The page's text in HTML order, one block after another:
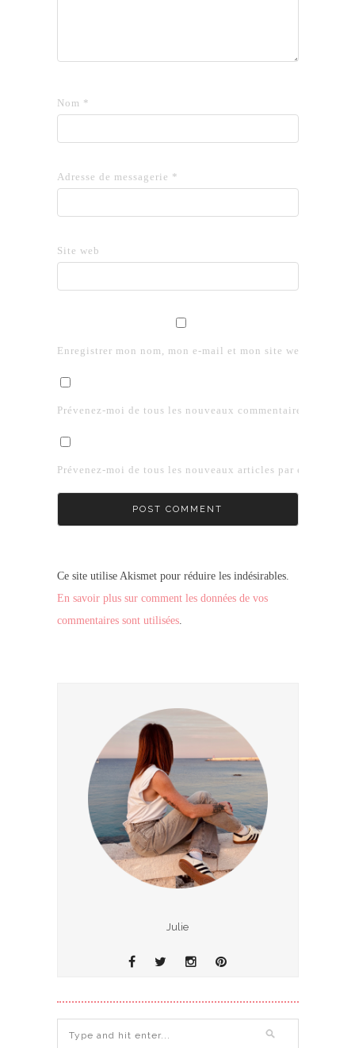
Nom *
Adresse de messagerie *
Site web
Enregistrer mon nom, mon e-mail et mon site web dans le
Prévenez-moi de tous les nouveaux commentaires par e-
Prévenez-moi de tous les nouveaux articles par e-mail.
Ce site utilise Akismet pour réduire les indésirables.
En savoir plus sur comment les données de vos
commentaires sont utilisées.
Julie